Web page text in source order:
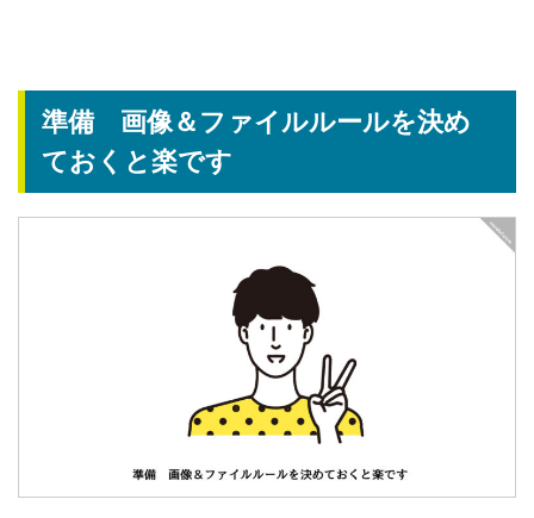
準備 画像＆ファイルルールを決め
ておくと楽です